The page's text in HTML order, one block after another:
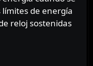
límites de energía
reloj sostenidas